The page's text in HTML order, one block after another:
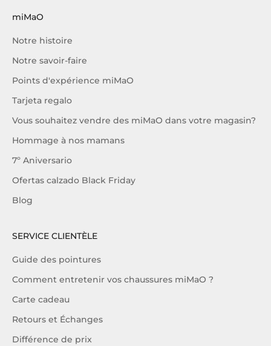
miMaO
Notre histoire
Notre savoir-faire
Points d'expérience miMaO
Tarjeta regalo
Vous souhaitez vendre des miMaO dans votre magasin?
Hommage à nos mamans
7º Aniversario
Ofertas calzado Black Friday
Blog
SERVICE CLIENTÈLE
Guide des pointures
Comment entretenir vos chaussures miMaO ?
Carte cadeau
Retours et Échanges
Différence de prix